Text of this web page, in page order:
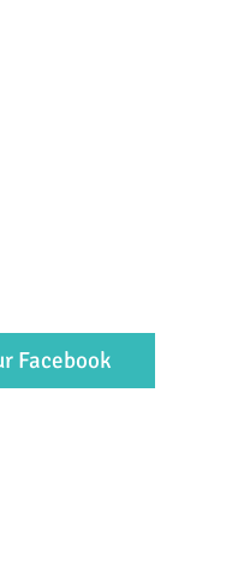
Facebook